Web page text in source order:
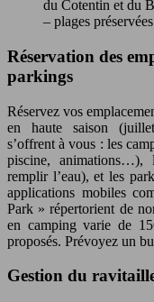
du Cotentin et du
– plages
Réservation des
parkings
Réservez vos
en haute saison
s’offrent à vous : les
piscine, animations…),
remplir l’eau), et les
applications mobiles
Park » répertorient de
en camping varie de
proposés. Prévoyez un
Gestion du